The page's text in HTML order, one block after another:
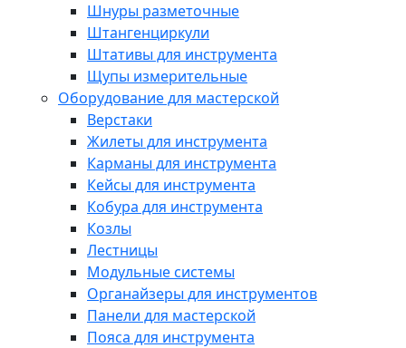
Шнуры разметочные
Штангенциркули
Штативы для инструмента
Щупы измерительные
Оборудование для мастерской
Верстаки
Жилеты для инструмента
Карманы для инструмента
Кейсы для инструмента
Кобура для инструмента
Козлы
Лестницы
Модульные системы
Органайзеры для инструментов
Панели для мастерской
Пояса для инструмента